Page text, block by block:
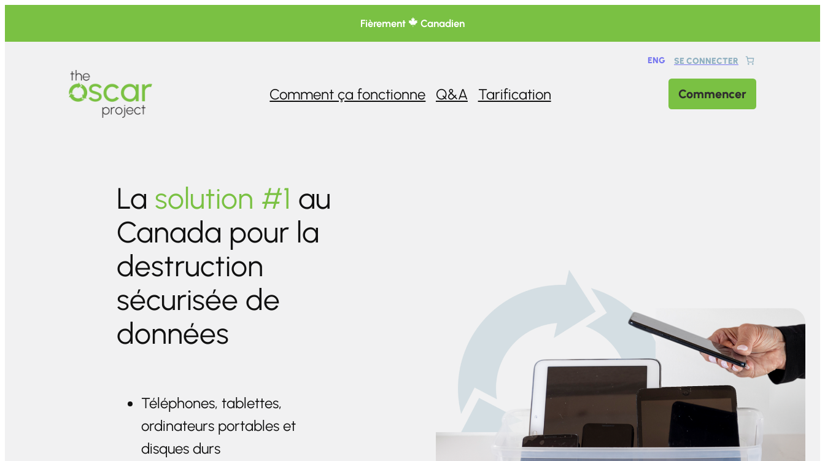
content
Fièrement Canadien
ENG SE CONNECTER
Comment ça fonctionne Q&A Tarification Commencer
La solution #1 au
Canada pour la
destruction
sécurisée de
données
Téléphones, tablettes,
ordinateurs portables et
disques durs